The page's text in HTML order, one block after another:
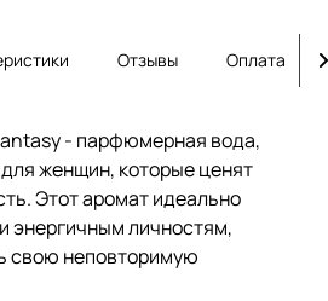
Отзывы Оплата
- парфюмерная вода,
женщин, которые ценят
Этот аромат идеально
энергичным личностям,
свою неповторимую